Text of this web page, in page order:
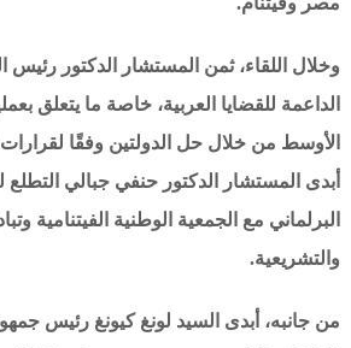
وخلال اللقاء، ثمن المستشار الدكتور
الداعمة للقضايا العربية، خاصة ما يتعلق
الأوسط من خلال حل الدولتين وفقًا لقرارات
أبدى المستشار الدكتور حنفي جبالي التطلع
البرلماني مع الجمعية الوطنية الفيتنامية
والتشريعية.
من جانبه، أبدى السيد لونغ كيونغ رئيس